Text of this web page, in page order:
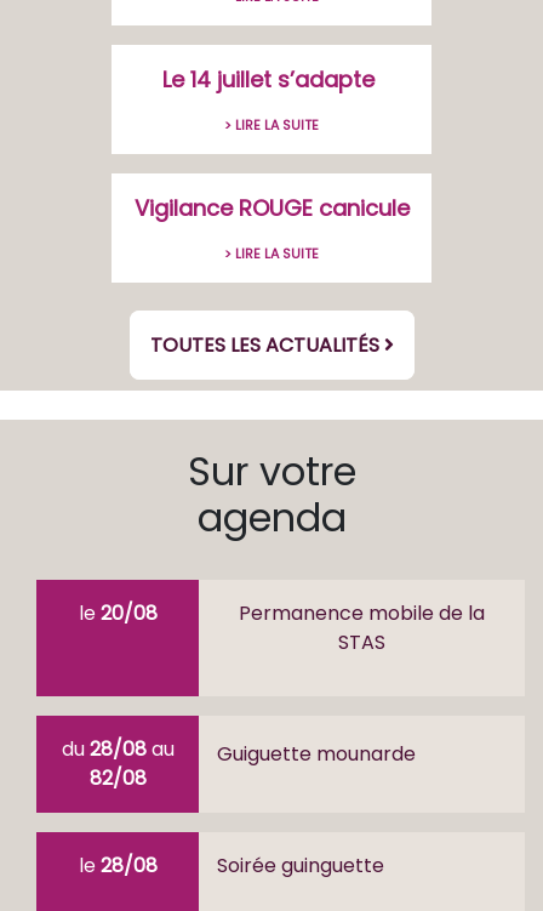
Le 14 juillet s’adapte
> LIRE LA SUITE
Vigilance ROUGE canicule
> LIRE LA SUITE
TOUTES LES ACTUALITÉS
Sur votre
agenda
le20/08
Permanence mobile de la
STAS
du28/08au
82/08
Guiguette mounarde
le28/08 Soirée guinguette